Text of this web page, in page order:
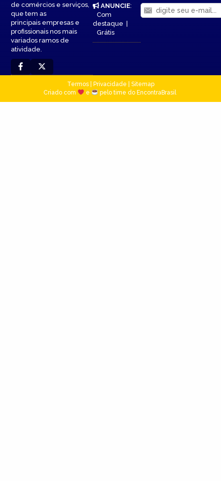
de comércios e serviços,
que tem as
principais empresas e
profissionais nos mais
variados ramos de
atividade.
ANUNCIE:
Com
destaque|
Grátis
Termos| Privacidade
Sitemap
Criado com
e pelo time do EncontraBrasil